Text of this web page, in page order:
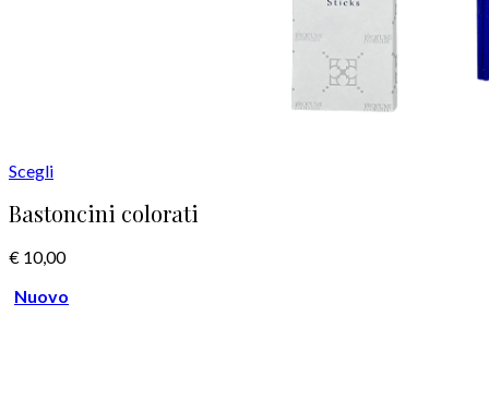
Scegli
Bastoncini colorati
€ 10,00
Nuovo